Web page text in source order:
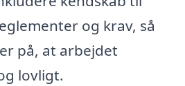
og krav, så
på, at arbejdet
lovligt.